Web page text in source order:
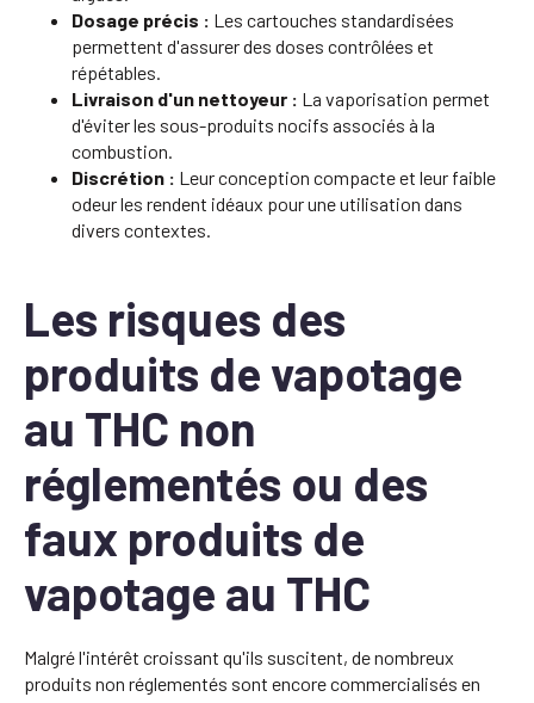
Dosage précis : Les cartouches standardisées
permettent d'assurer des doses contrôlées et
répétables.
Livraison d'un nettoyeur : La vaporisation permet
d'éviter les sous-produits nocifs associés à la
combustion.
Discrétion : Leur conception compacte et leur faible
odeur les rendent idéaux pour une utilisation dans
divers contextes.
Les risques des
produits de vapotage
au THC non
réglementés ou des
faux produits de
vapotage au THC
Malgré l'intérêt croissant qu'ils suscitent, de nombreux
produits non réglementés sont encore commercialisés en